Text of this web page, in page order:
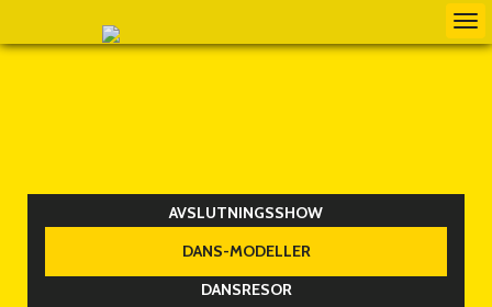
AVSLUTNINGSSHOW
DANS-MODELLER
DANSRESOR